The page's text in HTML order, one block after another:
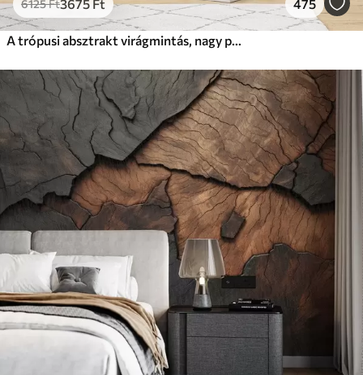
6125Ft3675 Ft 475